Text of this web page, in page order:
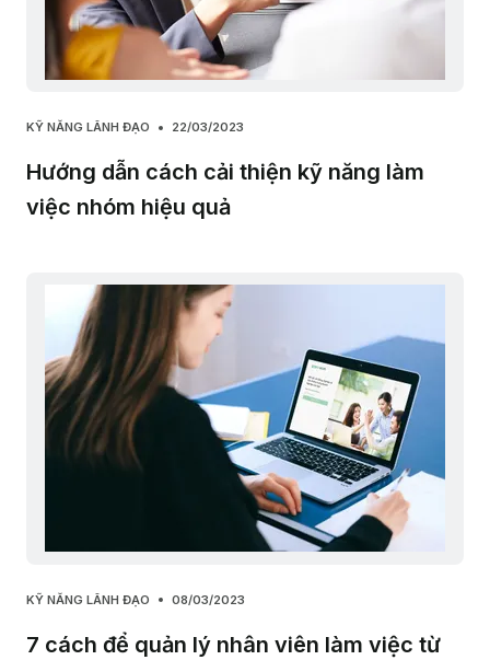
KỸ NĂNG LÃNH ĐẠO 22/03/2023
Hướng dẫn cách cải thiện kỹ năng làm
việc nhóm hiệu quả
KỸ NĂNG LÃNH ĐẠO 08/03/2023
7 cách để quản lý nhân viên làm việc từ